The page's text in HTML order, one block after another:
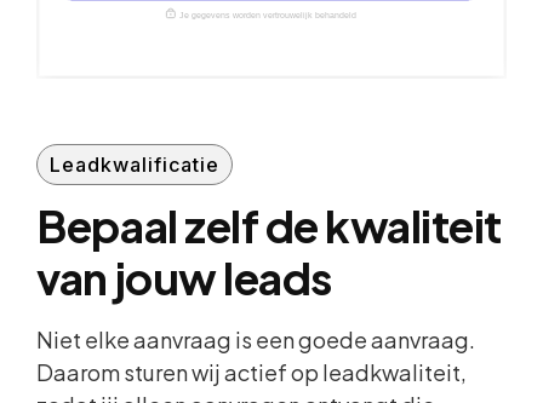
Je gegevens worden vertrouwelijk behandeld
Leadkwalificatie
Bepaal zelf de kwaliteit
van jouw leads
Niet elke aanvraag is een goede aanvraag.
Daarom sturen wij actief op leadkwaliteit,